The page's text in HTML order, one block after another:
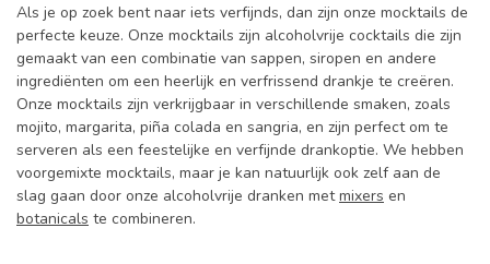
Als je op zoek bent naar iets verfijnds, dan zijn onze mocktails de
perfecte keuze. Onze mocktails zijn alcoholvrije cocktails die zijn
gemaakt van een combinatie van sappen, siropen en andere
ingrediënten om een ​​heerlijk en verfrissend drankje te creëren.
Onze mocktails zijn verkrijgbaar in verschillende smaken, zoals
mojito, margarita, piña colada en sangria, en zijn perfect om te
serveren als een feestelijke en verfijnde drankoptie. We hebben
voorgemixte mocktails, maar je kan natuurlijk ook zelf aan de
slag gaan door onze alcoholvrije dranken metmixers en
botanicals te combineren.